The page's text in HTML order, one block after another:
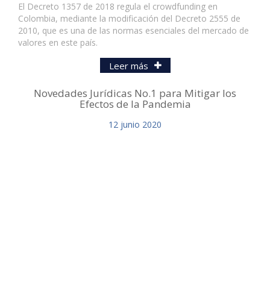
El Decreto 1357 de 2018 regula el crowdfunding en
Colombia, mediante la modificación del Decreto 2555 de
2010, que es una de las normas esenciales del mercado de
valores en este país.
Leer más
Novedades Jurídicas No.1 para Mitigar los
Efectos de la Pandemia
12 junio 2020